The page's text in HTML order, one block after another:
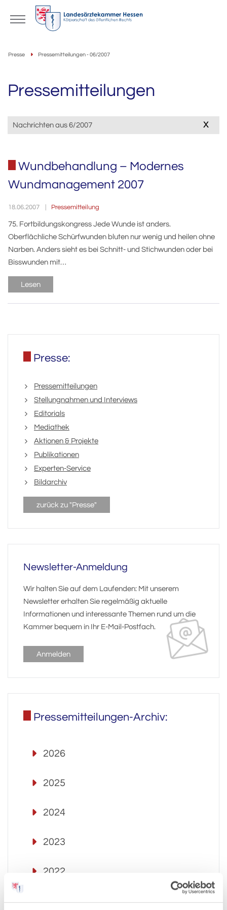
Presse Pressemitteilungen - 06/2007
Pressemitteilungen
Nachrichten aus 6/2007 x
Wundbehandlung – Modernes
Wundmanagement 2007
18.06.2007 Pressemitteilung
75. Fortbildungskongress Jede Wunde ist anders.
Oberflächliche Schürfwunden bluten nur wenig und heilen ohne
Narben. Anders sieht es bei Schnitt- und Stichwunden oder bei
Bisswunden mit…
Lesen
Presse:
Pressemitteilungen
Stellungnahmen und Interviews
Editorials
Mediathek
Aktionen & Projekte
Publikationen
Experten-Service
Bildarchiv
zurück zu "Presse"
Newsletter-Anmeldung
Wir halten Sie auf dem Laufenden: Mit unserem
Newsletter erhalten Sie regelmäßig aktuelle
Informationen und interessante Themen rund um die
Kammer bequem in Ihr E-Mail-Postfach.
Anmelden
Pressemitteilungen-Archiv:
2026
2025
2024
2023
2022
2021